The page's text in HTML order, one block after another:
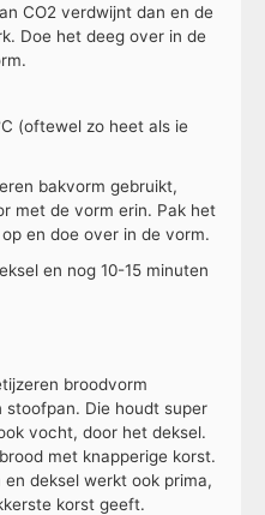
CO2 verdwijnt dan en de
Doe het deeg over in de
(oftewel zo heet als ie
bakvorm gebruikt,
met de vorm erin. Pak het
en doe over in de vorm.
en nog 10-15 minuten
broodvorm
stoofpan. Die houdt super
vocht, door het deksel.
met knapperige korst.
deksel werkt ook prima,
korst geeft.